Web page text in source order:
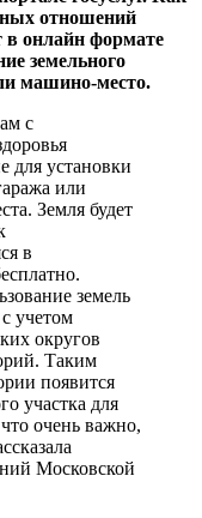
отношений
в онлайн формате
земельного
машино-место.
с
для установки
или
Земля будет
в
земель
учетом
округов
Таким
появится
участка для
очень важно,
Московской